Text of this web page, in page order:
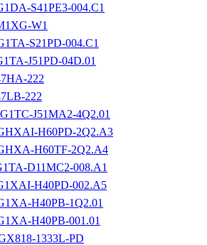
S41PE3-004.C1
W1
S21PD-004.C1
J51PD-04D.01
222
222
J51MA2-4Q2.01
H60PD-2Q2.A3
H60TF-2Q2.A4
D11MC2-008.A1
H40PD-002.A5
H40PB-1Q2.01
H40PB-001.01
1333L-PD